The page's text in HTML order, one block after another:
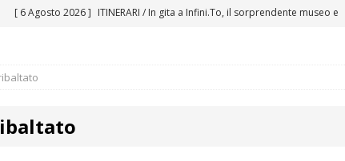
[ 6 Agosto 2026 ] ITINERARI / In gita a Infini.To, il sorprendente museo e
[ 6 Agosto 2026 ]